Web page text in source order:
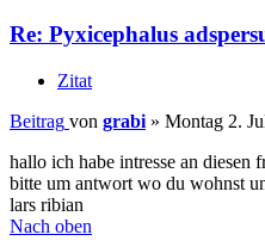
Re: Pyxicephalus
Zitat
Beitrag von grabi » Montag 2.
hallo ich habe intresse an diesen
bitte um antwort wo du wohnst
lars ribian
Nach oben